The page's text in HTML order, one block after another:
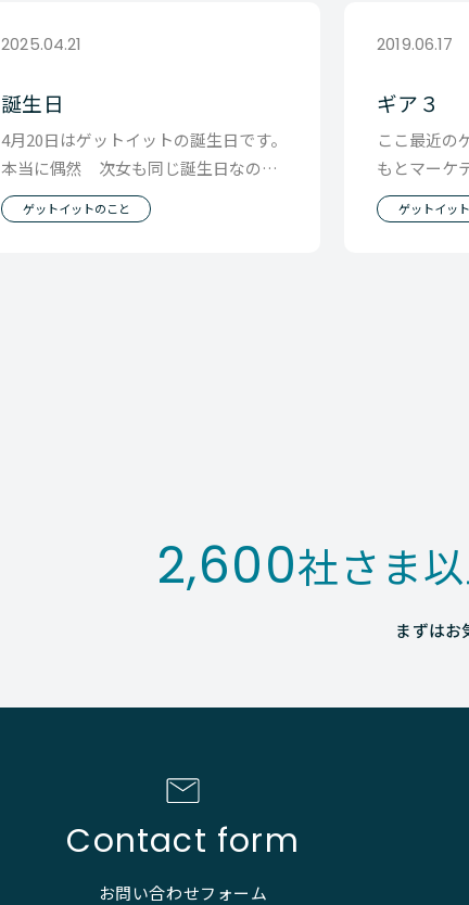
2025.04.21
誕生日
4月20日はゲットイットの誕生日です。
本当に偶然 次女も同じ誕生日なので
この週末は 家族でお祝いをしていまし
た。 会社
ゲットイットのこと
2019.06.17
ギア３
ここ最近の
もとマーケ
に４年前に
そして２年
ゲットイッ
2,600社さま
まずはお
Contact form
お問い合わせフォーム